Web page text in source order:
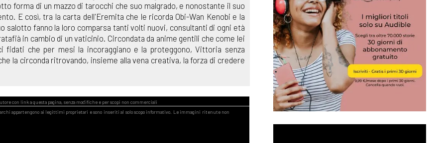
forma di un mazzo di tarocchi che suo malgrado, e nonostante il suo
E così, tra la carta dell'Eremita che le ricorda Obi-Wan Kenobi e la
salotto fanno la loro comparsa tanti volti nuovi, consultanti di ogni età
in cambio di un vaticinio. Circondata da anime gentili che come lei
fidati che per mesi la incoraggiano e la proteggono, Vittoria senza
la circonda ritrovando, insieme alla vena creativa, la forza di credere